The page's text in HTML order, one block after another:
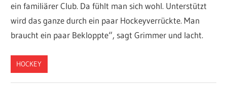
ein familiärer Club. Da fühlt man sich wohl. Unterstützt
wird das ganze durch ein paar Hockeyverrückte. Man
braucht ein paar Bekloppte“, sagt Grimmer und lacht.
HOCKEY